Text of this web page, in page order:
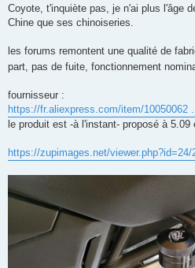
s
s
a
Coyote, t'inquiète pas, je n'ai plus l'âge
Chine que ses chinoiseries.
les forums remontent une qualité de
part, pas de fuite, fonctionnement
fournisseur :
https://fr.aliexpress.com/item/10050062
le produit est -à l'instant- proposé à
https://zupimages.net/viewer.php?id=24/